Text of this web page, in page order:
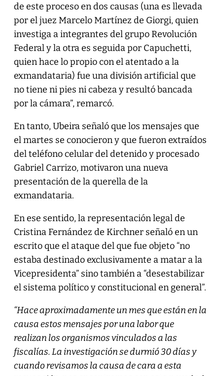
de este proceso en dos causas (una es llevada
por el juez Marcelo Martínez de Giorgi, quien
investiga a integrantes del grupo Revolución
Federal y la otra es seguida por Capuchetti,
quien hace lo propio con el atentado a la
exmandataria) fue una división artificial que
no tiene ni pies ni cabeza y resultó bancada
por la cámara”, remarcó.
En tanto, Ubeira señaló que los mensajes que
el martes se conocieron y que fueron extraídos
del teléfono celular del detenido y procesado
Gabriel Carrizo, motivaron una nueva
presentación de la querella de la
exmandataria.
En ese sentido, la representación legal de
Cristina Fernández de Kirchner señaló en un
escrito que el ataque del que fue objeto “no
estaba destinado exclusivamente a matar a la
Vicepresidenta” sino también a “desestabilizar
el sistema político y constitucional en general”.
“Hace aproximadamente un mes que están en la
causa estos mensajes por una labor que
realizan los organismos vinculados a las
fiscalías. La investigación se durmió 30 días y
cuando revisamos la causa de cara a esta